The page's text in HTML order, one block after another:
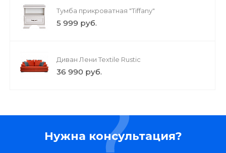
Тумба прикроватная "Tiffany"
5 999 руб.
Диван Лени Textile Rustic
36 990 руб.
Нужна консультация?